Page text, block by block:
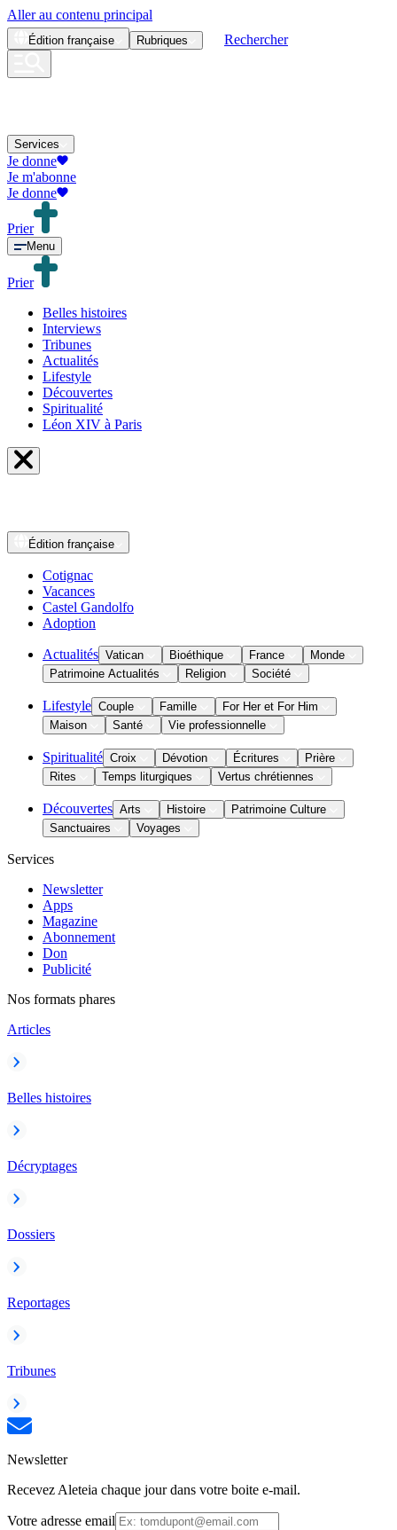
Aller au contenu principal
Édition française Rubriques Rechercher
Services
Je donne
Je m'abonne
Je donne
Prier
Menu
Prier
Belles histoires
Interviews
Tribunes
Actualités
Lifestyle
Découvertes
Spiritualité
Léon XIV à Paris
Édition française
Cotignac
Vacances
Castel Gandolfo
Adoption
Actualités Vatican Bioéthique France
Monde
Patrimoine Actualités
Religion Société
Lifestyle Couple Famille
For Her et For Him
Maison
Santé Vie professionnelle
Spiritualité Croix Dévotion Écritures
Prière
Rites
Temps liturgiques Vertus chrétiennes
Découvertes Arts Histoire
Patrimoine Culture
Sanctuaires
Voyages
Services
Newsletter
Apps
Magazine
Abonnement
Don
Publicité
Nos formats phares
Articles
Belles histoires
Décryptages
Dossiers
Reportages
Tribunes
Newsletter
Recevez Aleteia chaque jour dans votre boite e-mail.
Votre adresse email